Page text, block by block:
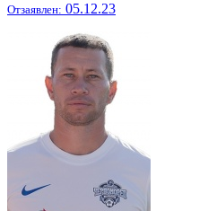
Отзаявлен: 05.12.23